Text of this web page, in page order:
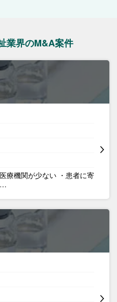
業界のM&A案件
療機関が少ない ・患者に寄
…